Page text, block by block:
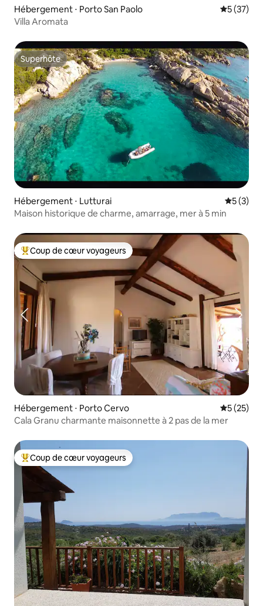
Hébergement ⋅ Porto San Paolo
5 (37)
Villa Aromata
Superhôte
Superhôte
Hébergement ⋅ Lutturai
5 (3)
Maison historique de charme, amarrage, mer à 5 min
Coups de cœur voyageurs les plus appréciés
Coup de cœur voyageurs
Hébergement ⋅ Porto Cervo
5 (25)
Cala Granu charmante maisonnette à 2 pas de la mer
Coups de cœur voyageurs les plus appréciés
Coup de cœur voyageurs